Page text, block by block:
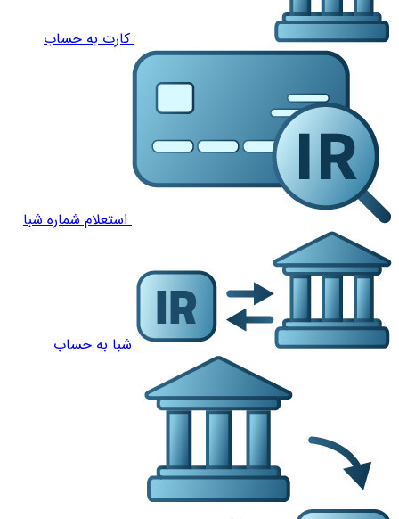
کارت به حساب
استعلام شماره شبا
شبا به حساب